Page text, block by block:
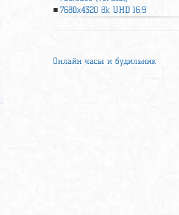
7680x4320 8k UHD 16:9
Онлайн часы и будильник